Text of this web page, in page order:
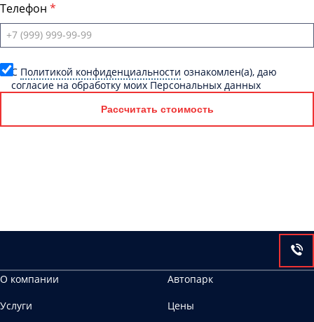
Телефон
C Политикой конфиденциальности ознакомлен(а), даю
согласие на обработку моих Персональных данных
Рассчитать стоимость
О компании
Автопарк
Услуги
Цены